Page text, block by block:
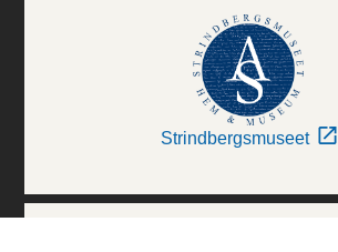
Strindbergsmuseet